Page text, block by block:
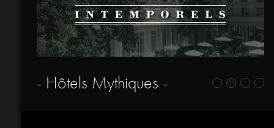
- Hôtels Mythiques -